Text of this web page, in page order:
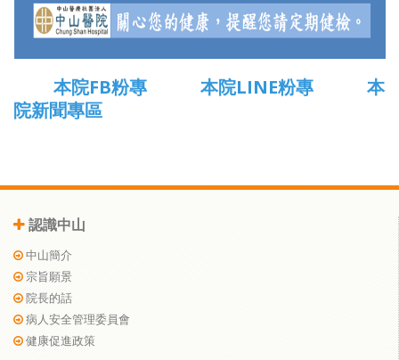
本院FB粉專 本院LINE粉專
本
院新聞專區
認識中山
中山簡介
宗旨願景
院長的話
病人安全管理委員會
健康促進政策